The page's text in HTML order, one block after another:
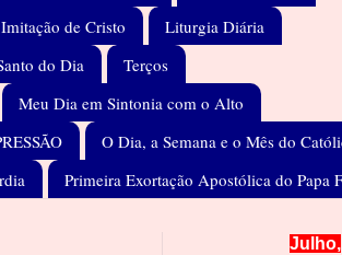
Imitação de Cristo
Liturgia Diária
do Dia
Terços
Meu Dia em Sintonia com o Alto
O Dia, a Semana e o Mês do
Primeira Exortação Apostólica do Papa
Julho,